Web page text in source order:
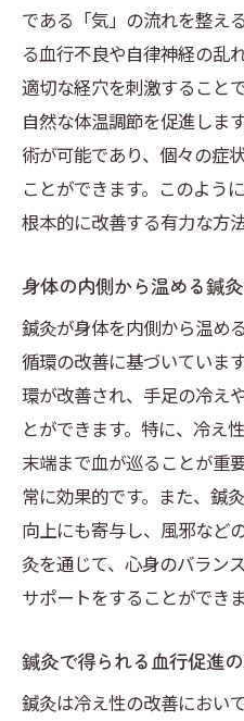
である「気」の流れを整え
る血行不良や自律神経の乱
適切な経穴を刺激すること
自然な体温調節を促進しま
術が可能であり、個々の症
ことができます。このよう
根本的に改善する有力な方法
身体の内側から温める鍼
鍼灸が身体を内側から温め
循環の改善に基づいていま
環が改善され、手足の冷え
とができます。特に、冷え
末端まで血が巡ることが重
常に効果的です。また、鍼
向上にも寄与し、風邪など
灸を通じて、心身のバラン
サポートをすることができま
鍼灸で得られる血行促進
鍼灸は冷え性の改善におい